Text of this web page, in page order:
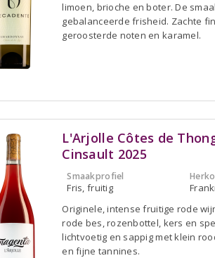
limoen, brioche en boter. De
gebalanceerde frisheid. Zachte
geroosterde noten en karamel.
L'Arjolle Côtes de
Cinsault 2025
Smaakprofiel
Fris, fruitig
Originele, intense fruitige rode
rode bes, rozenbottel, kers en
lichtvoetig en sappig met klein
en fijne tannines.